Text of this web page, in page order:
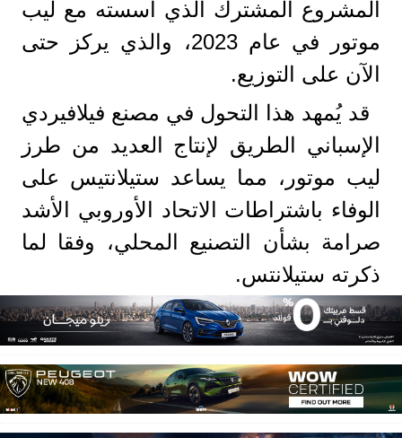
المشروع المشترك الذي أسسته مع ليب
موتور في عام 2023، والذي يركز حتى
الآن على التوزيع.
قد يُمهد هذا التحول في مصنع فيلافيردي
الإسباني الطريق لإنتاج العديد من طرز
ليب موتور، مما يساعد ستيلانتيس على
الوفاء باشتراطات الاتحاد الأوروبي الأشد
صرامة بشأن التصنيع المحلي، وفقا لما
ذكرته ستيلانتس.